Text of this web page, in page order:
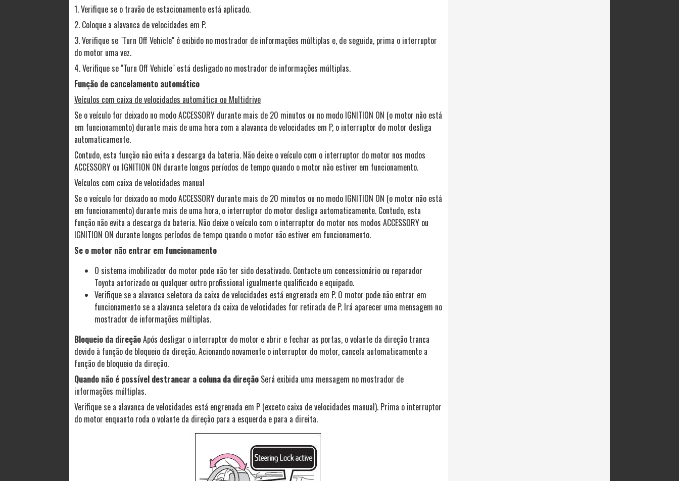
1. Verifique se o travão de estacionamento está aplicado.
2. Coloque a alavanca de velocidades em P.
3. Verifique se "Turn Off Vehicle" é exibido no mostrador de informações múltiplas e, de seguida, prima o interruptor
do motor uma vez.
4. Verifique se "Turn Off Vehicle" está desligado no mostrador de informações múltiplas.
Função de cancelamento automático
Veículos com caixa de velocidades automática ou Multidrive
Se o veículo for deixado no modo ACCESSORY durante mais de 20 minutos ou no modo IGNITION ON (o motor não está
em funcionamento) durante mais de uma hora com a alavanca de velocidades em P, o interruptor do motor desliga
automaticamente.
Contudo, esta função não evita a descarga da bateria. Não deixe o veículo com o interruptor do motor nos modos
ACCESSORY ou IGNITION ON durante longos períodos de tempo quando o motor não estiver em funcionamento.
Veículos com caixa de velocidades manual
Se o veículo for deixado no modo ACCESSORY durante mais de 20 minutos ou no modo IGNITION ON (o motor não está
em funcionamento) durante mais de uma hora, o interruptor do motor desliga automaticamente. Contudo, esta
função não evita a descarga da bateria. Não deixe o veículo com o interruptor do motor nos modos ACCESSORY ou
IGNITION ON durante longos períodos de tempo quando o motor não estiver em funcionamento.
Se o motor não entrar em funcionamento
O sistema imobilizador do motor pode não ter sido desativado. Contacte um concessionário ou reparador
Toyota autorizado ou qualquer outro profissional igualmente qualificado e equipado.
Verifique se a alavanca seletora da caixa de velocidades está engrenada em P. O motor pode não entrar em
funcionamento se a alavanca seletora da caixa de velocidades for retirada de P. Irá aparecer uma mensagem no
mostrador de informações múltiplas.
Bloqueio da direçãoApós desligar o interruptor do motor e abrir e fechar as portas, o volante da direção tranca
devido à função de bloqueio da direção. Acionando novamente o interruptor do motor, cancela automaticamente a
função de bloqueio da direção.
Quando não é possível destrancar a coluna da direção Será exibida uma mensagem no mostrador de
informações múltiplas.
Verifique se a alavanca de velocidades está engrenada em P (exceto caixa de velocidades manual). Prima o interruptor
do motor enquanto roda o volante da direção para a esquerda e para a direita.